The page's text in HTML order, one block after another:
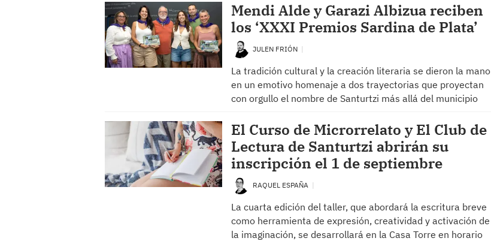
Mendi Alde y Garazi Albizua reciben
los ‘XXXI Premios Sardina de Plata’
JULEN FRIÓN
La tradición cultural y la creación literaria se dieron la mano
en un emotivo homenaje a dos trayectorias que proyectan
con orgullo el nombre de Santurtzi más allá del municipio
El Curso de Microrrelato y El Club de
Lectura de Santurtzi abrirán su
inscripción el 1 de septiembre
RAQUEL ESPAÑA
La cuarta edición del taller, que abordará la escritura breve
como herramienta de expresión, creatividad y activación de
la imaginación, se desarrollará en la Casa Torre en horario